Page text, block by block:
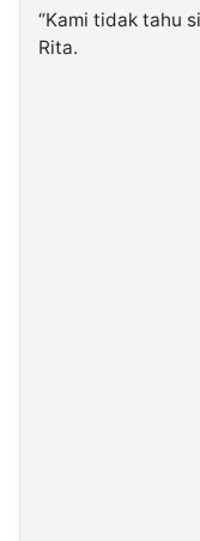
“Kami tidak tahu
Rita.